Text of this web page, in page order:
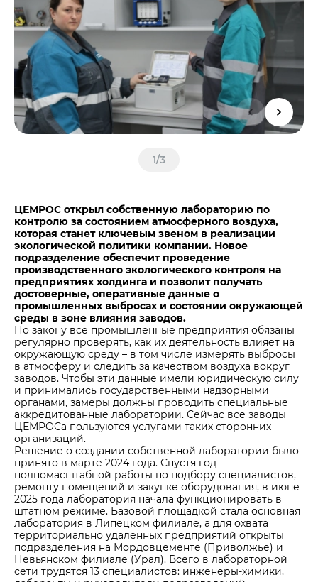
1/3
ЦЕМРОС открыл собственную лабораторию по
контролю за состоянием атмосферного воздуха,
которая станет ключевым звеном в реализации
экологической политики компании. Новое
подразделение обеспечит проведение
производственного экологического контроля на
предприятиях холдинга и позволит получать
достоверные, оперативные данные о
промышленных выбросах и состоянии окружающей
среды в зоне влияния заводов.
По закону все промышленные предприятия обязаны
регулярно проверять, как их деятельность влияет на
окружающую среду – в том числе измерять выбросы
в атмосферу и следить за качеством воздуха вокруг
заводов. Чтобы эти данные имели юридическую силу
и принимались государственными надзорными
органами, замеры должны проводить специальные
аккредитованные лаборатории. Сейчас все заводы
ЦЕМРОСа пользуются услугами таких сторонних
организаций.
Решение о создании собственной лаборатории было
принято в марте 2024 года. Спустя год
полномасштабной работы по подбору специалистов,
ремонту помещений и закупке оборудования, в июне
2025 года лаборатория начала функционировать в
штатном режиме. Базовой площадкой стала основная
лаборатория в Липецком филиале, а для охвата
территориально удаленных предприятий открыты
подразделения на Мордовцементе (Приволжье) и
Невьянском филиале (Урал). Всего в лабораторной
сети трудятся 13 специалистов: инженеры-химики,
Центры дистрибуции
Реализация ТМЦ и непрофильных активов
Политика в области закупок
В помощь поставщику
Не только цемент
Люди ЦЕМРОСа
Технологии и тренды
Издание для клиентов
Аналитика цементной отрасли
Медиабанк
Контакты для СМИ
Служба доверия